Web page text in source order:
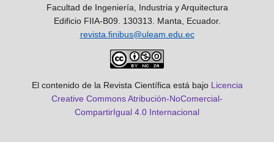
Facultad de Ingeniería, Industria y Arquitectura
Edificio FIIA-B09. 130313. Manta, Ecuador.
revista.finibus@uleam.edu.ec
El contenido de la Revista Científica está bajo Licencia
Creative Commons Atribución-NoComercial-
CompartirIgual 4.0 Internacional